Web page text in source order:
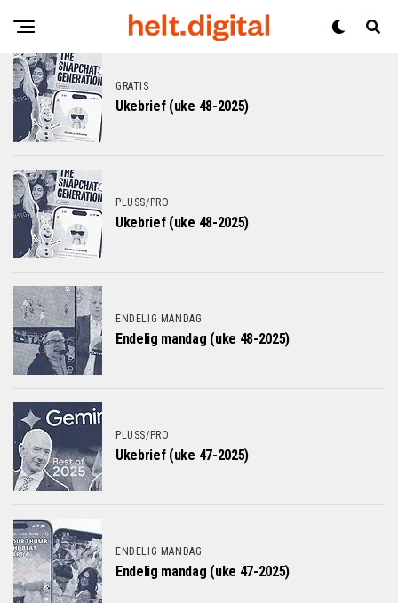
GRATIS
Ukebrief (uke 48-2025)
PLUSS/PRO
Ukebrief (uke 48-2025)
ENDELIG MANDAG
Endelig mandag (uke 48-2025)
PLUSS/PRO
Ukebrief (uke 47-2025)
ENDELIG MANDAG
Endelig mandag (uke 47-2025)